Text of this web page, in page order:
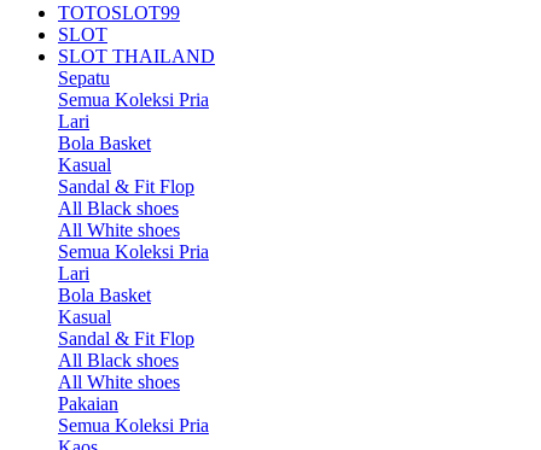
TOTOSLOT99
SLOT
SLOT THAILAND
Sepatu
Semua Koleksi Pria
Lari
Bola Basket
Kasual
Sandal & Fit Flop
All Black shoes
All White shoes
Semua Koleksi Pria
Lari
Bola Basket
Kasual
Sandal & Fit Flop
All Black shoes
All White shoes
Pakaian
Semua Koleksi Pria